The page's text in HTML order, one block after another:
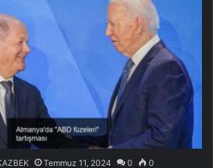
Temmuz 11, 2024 0 0